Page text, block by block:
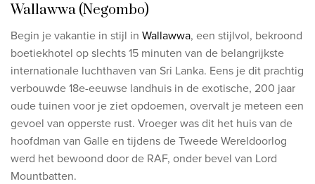
Wallawwa (Negombo)
Begin je vakantie in stijl in Wallawwa, een stijlvol, bekroond
boetiekhotel op slechts 15 minuten van de belangrijkste
internationale luchthaven van Sri Lanka. Eens je dit prachtig
verbouwde 18e-eeuwse landhuis in de exotische, 200 jaar
oude tuinen voor je ziet opdoemen, overvalt je meteen een
gevoel van opperste rust. Vroeger was dit het huis van de
hoofdman van Galle en tijdens de Tweede Wereldoorlog
werd het bewoond door de RAF, onder bevel van Lord
Mountbatten.